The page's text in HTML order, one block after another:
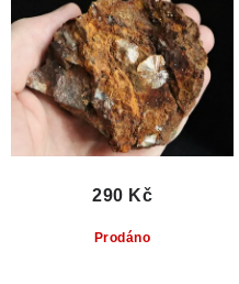
Prodáno
290 Kč